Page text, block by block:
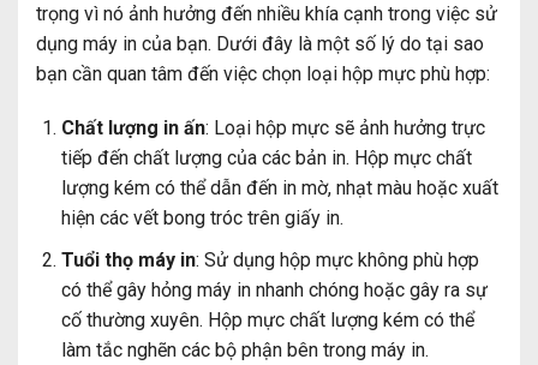
trọng vì nó ảnh hưởng đến nhiều khía cạnh trong việc sử
dụng máy in của bạn. Dưới đây là một số lý do tại sao
bạn cần quan tâm đến việc chọn loại hộp mực phù hợp:
Chất lượng in ấn: Loại hộp mực sẽ ảnh hưởng trực
tiếp đến chất lượng của các bản in. Hộp mực chất
lượng kém có thể dẫn đến in mờ, nhạt màu hoặc xuất
hiện các vết bong tróc trên giấy in.
Tuổi thọ máy in: Sử dụng hộp mực không phù hợp
có thể gây hỏng máy in nhanh chóng hoặc gây ra sự
cố thường xuyên. Hộp mực chất lượng kém có thể
làm tắc nghẽn các bộ phận bên trong máy in.